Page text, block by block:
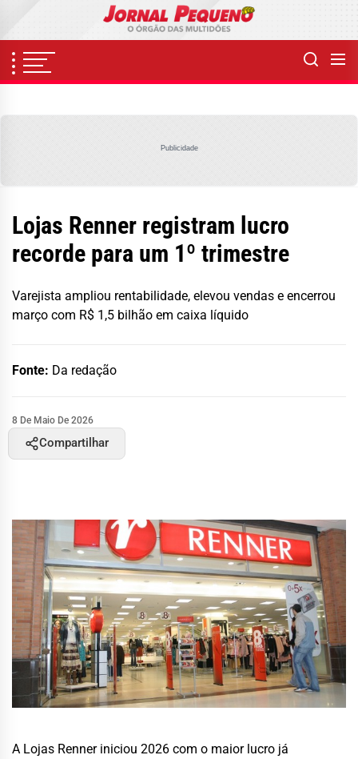
content
Publicidade
Lojas Renner registram lucro
recorde para um 1º trimestre
Varejista ampliou rentabilidade, elevou vendas e encerrou
março com R$ 1,5 bilhão em caixa líquido
Fonte: Da redação
8 De Maio De 2026
Compartilhar
A Lojas Renner iniciou 2026 com o maior lucro já